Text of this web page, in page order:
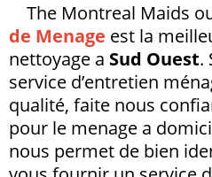
The Montreal Maids
de Menage est la
nettoyage a Sud Ouest.
service d’entretien
qualité, faite nous
pour le menage a
nous permet de bien